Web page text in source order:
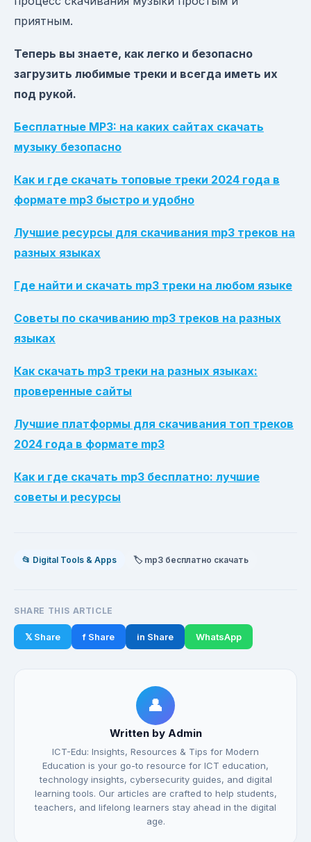
приятным.
Теперь вы знаете, как легко и безопасно
загрузить любимые треки и всегда иметь их
под рукой.
Бесплатные MP3: на каких сайтах скачать
музыку безопасно
Как и где скачать топовые треки 2024 года в
формате mp3 быстро и удобно
Лучшие ресурсы для скачивания mp3 треков на
разных языках
Где найти и скачать mp3 треки на любом языке
Советы по скачиванию mp3 треков на разных
языках
Как скачать mp3 треки на разных языках:
проверенные сайты
Лучшие платформы для скачивания топ треков
2024 года в формате mp3
Как и где скачать mp3 бесплатно: лучшие
советы и ресурсы
📂 Digital Tools & Apps 🏷️ mp3 бесплатно cкачать
SHARE THIS ARTICLE
𝕏 Share f Share in Share WhatsApp
👤
Written by Admin
ICT-Edu: Insights, Resources & Tips for Modern
Education is your go-to resource for ICT education,
technology insights, cybersecurity guides, and digital
learning tools. Our articles are crafted to help students,
teachers, and lifelong learners stay ahead in the digital
age.